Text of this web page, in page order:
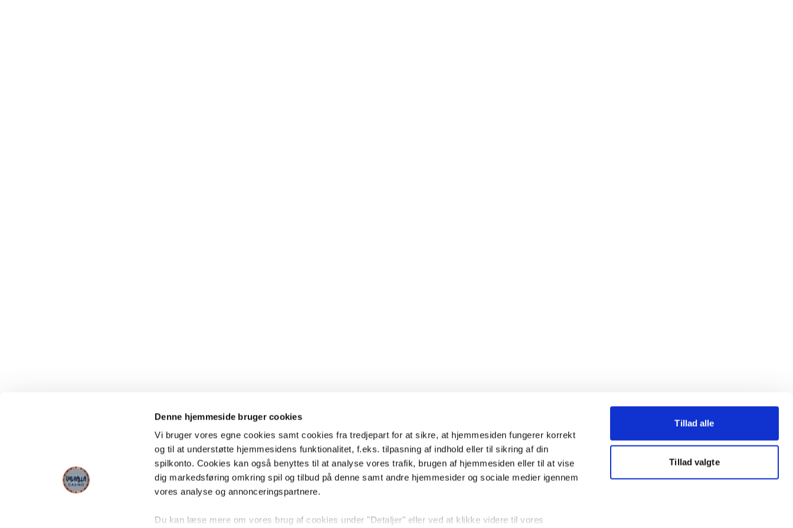
Denne hjemmeside bruger cookies
Vi bruger vores egne cookies samt cookies fra tredjepart for at sikre, at hjemmesiden fungerer korrekt
og til at understøtte hjemmesidens funktionalitet, f.eks. tilpasning af indhold eller til sikring af din
spilkonto. Cookies kan også benyttes til at analyse vores trafik, brugen af hjemmesiden eller til at vise
dig markedsføring omkring spil og tilbud på denne samt andre hjemmesider og sociale medier igennem
vores analyse og annonceringspartnere.
Du kan læse mere om vores brug af cookies under "Detaljer" eller ved at klikke videre til vores
Tillad alle
Tillad valgte